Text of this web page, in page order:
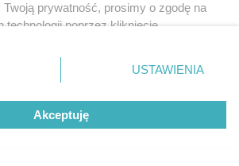
prywatność, prosimy o zgodę na
technologii poprzez kliknięcie
przycisk ustawień prywatności
dolnym rogu strony
danych nie wymagają zgody
prawo sprzeciwić się takiemu
będą miały zastosowanie tylko
USTAWIENIA
Akceptuję